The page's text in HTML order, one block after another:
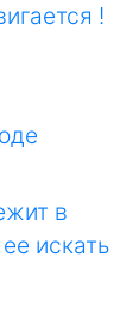
!
в
искать